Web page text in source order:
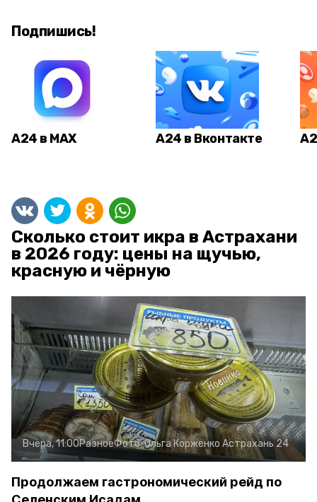
Подпишись!
А24 в MAX А24 в Вконтакте
Сколько стоит икра в Астрахани
в 2026 году: цены на щучью,
красную и чёрную
Вчера, 11:00РазноеФото:Ольга Корженко Астрахань 24
Продолжаем гастрономический рейд по